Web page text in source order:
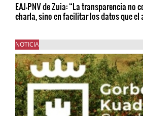
EAJ-PNV de Zuia: “La transparencia no
charla, sino en facilitar los datos que el
NOTICIA